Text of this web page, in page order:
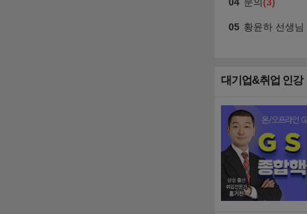
대기업&취업 인강